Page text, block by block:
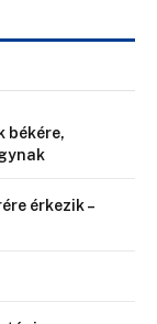
békére,
érkezik –